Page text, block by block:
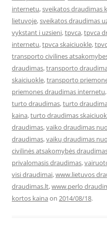
internetu,sveikatos draudimas
lietuvoje,sveikatos draudimas
vykstant i uzsieni,tpvca,tpvca
internetu,tpvca skaiciuokle,
transporto civilines
draudimas,transporto
skaiciuokle,transporto
priemones draudimas internetu,
turto draudimas,turto
kaina,turto draudimas
draudimas,vaiko draudimas
draudimas,vaikų draudimas
civilinės atsakomybės
privalomasis draudimas,
visi draudimai,www.lietuvos
draudimas.lt,www.perlo
kortos kaina on 2014/08/18.